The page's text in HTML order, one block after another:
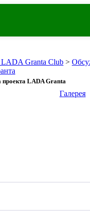
Granta Club >
проекта LADA Granta
Галерея